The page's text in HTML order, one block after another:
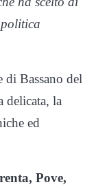
Bassano del
delicata, la
ed
Pove,